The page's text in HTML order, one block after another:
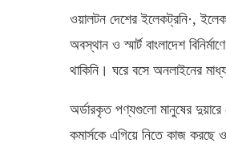
ওয়ালটন দেশের ইলেকট্রনি·,
অবস্থান ও স্মার্ট বাংলাদেশ
থাকিনি। ঘরে বসে অনলাইনের
অর্ডারকৃত পণ্যগুলো মানুষের
কমার্সকে এগিয়ে নিতে কাজ করছে